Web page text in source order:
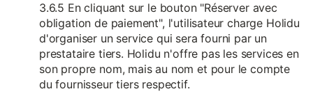
3.6.5 En cliquant sur le bouton "Réserver avec
obligation de paiement", l'utilisateur charge Holidu
d'organiser un service qui sera fourni par un
prestataire tiers. Holidu n'offre pas les services en
son propre nom, mais au nom et pour le compte
du fournisseur tiers respectif.